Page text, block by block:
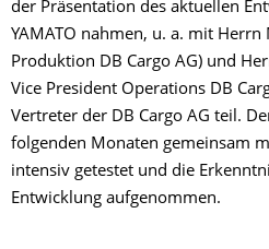
der Präsentation des aktuellen
YAMATO nahmen, u. a. mit Herrn
Produktion DB Cargo AG) und
Vice President Operations DB
Vertreter der DB Cargo AG teil.
folgenden Monaten gemeinsam
intensiv getestet und die
Entwicklung aufgenommen.